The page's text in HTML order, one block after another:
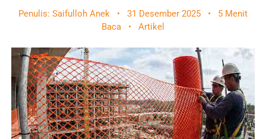
Penulis: Saifulloh Anek • 31 Desember 2025 •
5 Menit
Baca
• Artikel